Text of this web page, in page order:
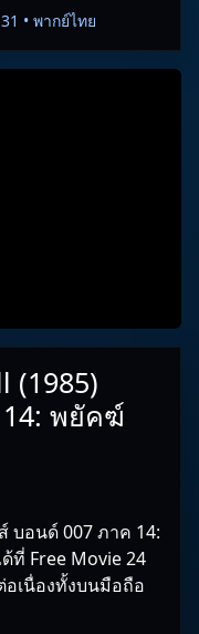
• พากย์ไทย
(1985)
พยัคฆ์
บอนด์ 007 ภาค 14:
Free Movie 24
เนื่องทั้งบนมือถือ